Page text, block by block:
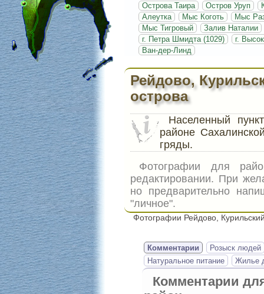
Острова Таира
Остров Уруп
Алеутка
Мыс Коготь
Мыс
Мыс Тигровый
Залив Наталии
г. Петра Шмидта (1029)
г.
Ван-дер-Линд
Рейдово,
острова
Населенный
районе
гряды.
Фотографии для
редактировании. При
но предварительно
"личное".
Фотографии Рейдово,
Комментарии
Розыск людей
Натуральное питание
Жилье
Комментарии